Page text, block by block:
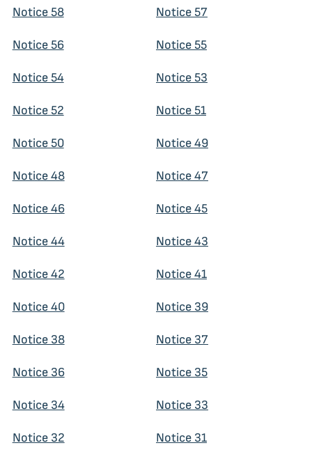
Notice 58 Notice 57
Notice 56 Notice 55
Notice 54 Notice 53
Notice 52 Notice 51
Notice 50 Notice 49
Notice 48 Notice 47
Notice 46 Notice 45
Notice 44 Notice 43
Notice 42 Notice 41
Notice 40 Notice 39
Notice 38 Notice 37
Notice 36 Notice 35
Notice 34 Notice 33
Notice 32 Notice 31